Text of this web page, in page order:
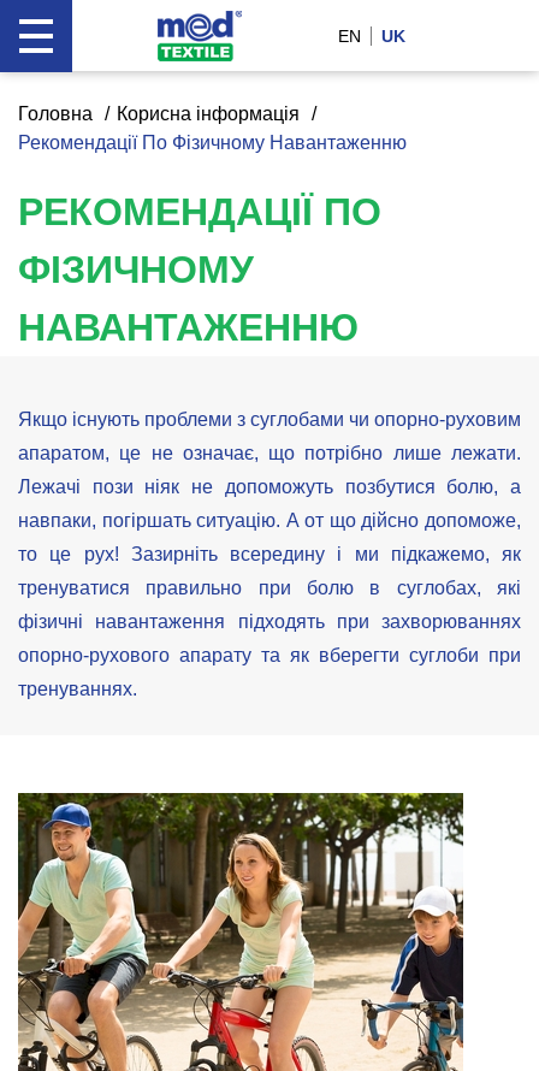
EN UK
Головна
Корисна інформація
Рекомендації По Фізичному Навантаженню
РЕКОМЕНДАЦІЇ ПО
ФІЗИЧНОМУ
НАВАНТАЖЕННЮ
Якщо існують проблеми з суглобами чи опорно-руховим
апаратом, це не означає, що потрібно лише лежати.
Лежачі пози ніяк не допоможуть позбутися болю, а
навпаки, погіршать ситуацію. А от що дійсно допоможе,
то це рух! Зазирніть всередину і ми підкажемо, як
тренуватися правильно при болю в суглобах, які
фізичні навантаження підходять при захворюваннях
опорно-рухового апарату та як вберегти суглоби при
тренуваннях.